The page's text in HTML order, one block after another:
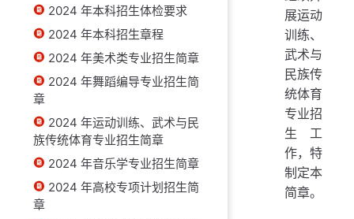
2024 年本科招生体检要求
2024 年本科招生章程
2024 年美术类专业招生简章
2024 年舞蹈编导专业招生简
章
2024 年运动训练、武术与民
族传统体育专业招生简章
2024 年音乐学专业招生简章
2024 年高校专项计划招生简
章
展运动
训练、
武术与
民族传
统体育
专业招
生工
作，特
制定本
简章。